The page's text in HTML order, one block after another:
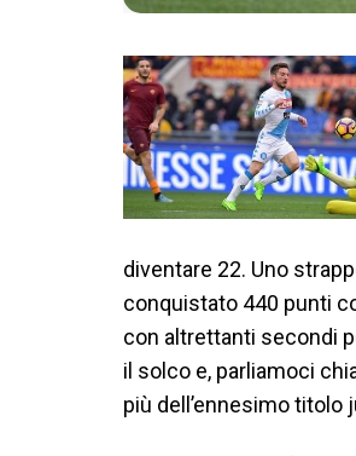
diventare 22. Uno
conquistato 440 punti
con altrettanti secondi
il solco e, parliamoci
più dell’ennesimo titolo